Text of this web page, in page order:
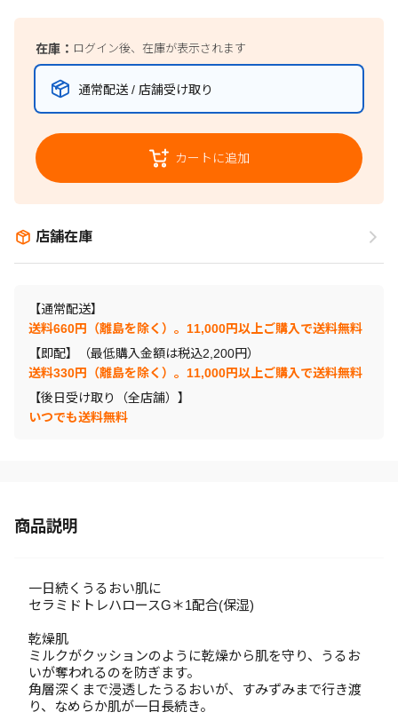
在庫： ログイン後、在庫が表示されます
通常配送 / 店舗受け取り
カートに追加
店舗在庫
【通常配送】
送料660円（離島を除く）。11,000円以上ご購入で送料無料
【即配】（最低購入金額は税込2,200円）
送料330円（離島を除く）。11,000円以上ご購入で送料無料
【後日受け取り（全店舗）】
いつでも送料無料
商品説明
一日続くうるおい肌に
セラミドトレハロースG＊1配合(保湿)
乾燥肌
ミルクがクッションのように乾燥から肌を守り、うるお
いが奪われるのを防ぎます。
角層深くまで浸透したうるおいが、すみずみまで行き渡
り、なめらか肌が一日長続き。